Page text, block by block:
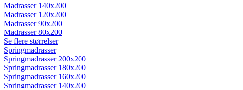
Madrasser 140x200
Madrasser 120x200
Madrasser 90x200
Madrasser 80x200
Se flere størrelser
Springmadrasser
Springmadrasser 200x200
Springmadrasser 180x200
Springmadrasser 160x200
Springmadrasser 140x200